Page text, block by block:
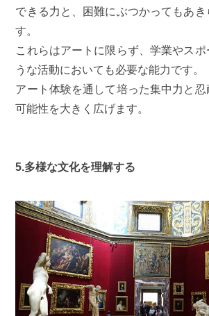
できる力と、困難にぶつかってもあ
す。
これらはアートに限らず、学業やスポ
うな活動においても必要な能力です。
アート体験を通して培った集中力と
可能性を大きく広げます。
5.多様な文化を理解する